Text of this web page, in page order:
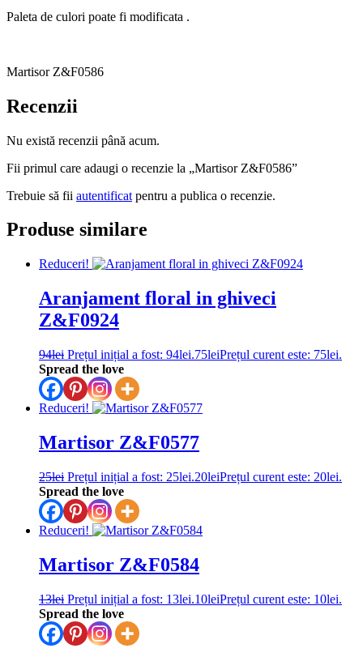
Paleta de culori poate fi modificata .
Martisor Z&F0586
Recenzii
Nu există recenzii până acum.
Fii primul care adaugi o recenzie la „Martisor Z&F0586”
Trebuie să fii autentificat pentru a publica o recenzie.
Produse similare
Reduceri!
Aranjament floral in ghiveci
Z&F0924
94lei Prețul inițial a fost: 94lei.75leiPrețul curent este: 75lei.
Spread the love
Reduceri!
Martisor Z&F0577
25lei Prețul inițial a fost: 25lei.20leiPrețul curent este: 20lei.
Spread the love
Reduceri!
Martisor Z&F0584
13lei Prețul inițial a fost: 13lei.10leiPrețul curent este: 10lei.
Spread the love